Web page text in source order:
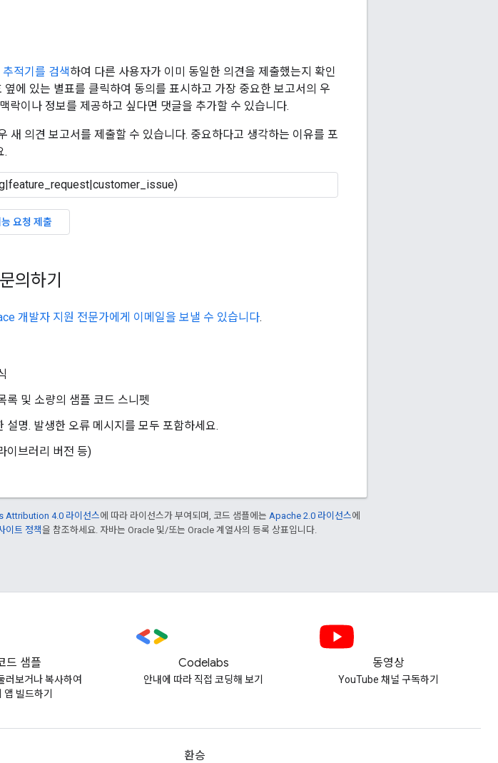
추적기를 검색하여 다른 사용자가 이미 동일한 의견을 제출했는지 확인
에 있는 별표를 클릭하여 동의를 표시하고 가장 중요한 보고서의 우
락이나 정보를 제공하고 싶다면 댓글을 추가할 수 있습니다.
새 의견 보고서를 제출할 수 있습니다. 중요하다고 생각하는 이유를 포
.
요청 제출
의하기
개발자 지원 전문가에게 이메일을 보낼 수 있습니다.
록 및 소량의 샘플 코드 스니펫
명. 발생한 오류 메시지를 모두 포함하세요.
이브러리 버전 등)
Attribution 4.0 라이선스에 따라 라이선스가 부여되며, 코드 샘플에는 Apache 2.0 라이선스에
이트 정책을 참조하세요. 자바는 Oracle 및/또는 Oracle 계열사의 등록 상표입니다.
드 샘플
러보거나 복사하여
앱 빌드하기
Codelabs
안내에 따라 직접 코딩해 보기
동영상
YouTube 채널 구독하기
환승